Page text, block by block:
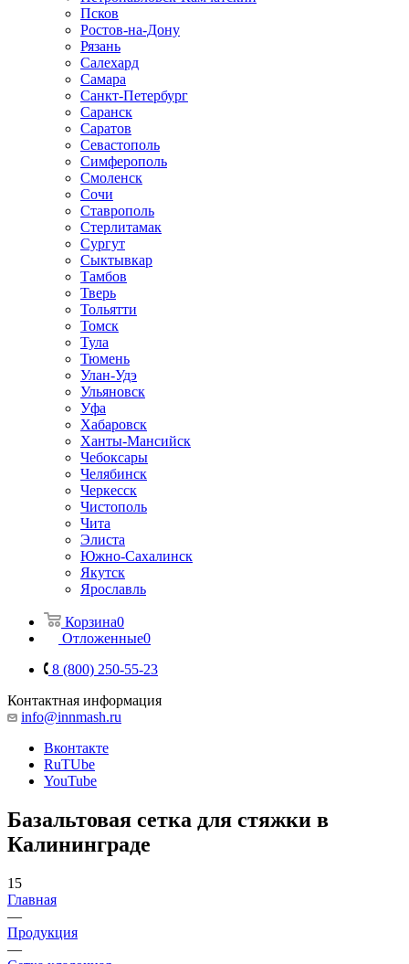
Псков
Ростов-на-Дону
Рязань
Салехард
Самара
Санкт-Петербург
Саранск
Саратов
Севастополь
Симферополь
Смоленск
Сочи
Ставрополь
Стерлитамак
Сургут
Сыктывкар
Тамбов
Тверь
Тольятти
Томск
Тула
Тюмень
Улан-Удэ
Ульяновск
Уфа
Хабаровск
Ханты-Мансийск
Чебоксары
Челябинск
Черкесск
Чистополь
Чита
Элиста
Южно-Сахалинск
Якутск
Ярославль
Корзина0
Отложенные0
8 (800) 250-55-23
Контактная информация
info@innmash.ru
Вконтакте
RuTUbe
YouTube
Базальтовая сетка для стяжки в
Калининграде
15
Главная
—
Продукция
—